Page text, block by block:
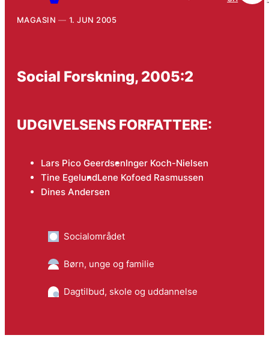
MAGASIN 1. JUN 2005
Social Forskning, 2005:2
UDGIVELSENS FORFATTERE:
Lars Pico GeerdsenInger Koch-Nielsen
Tine EgelundLene Kofoed Rasmussen
Dines Andersen
Socialområdet
Børn, unge og familie
Dagtilbud, skole og uddannelse